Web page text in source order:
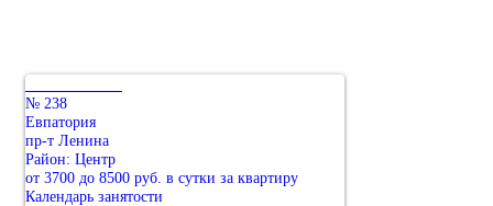
№ 238
Евпатория
пр-т Ленина
Район: Центр
от 3700 до 8500 руб. в сутки за квартиру
Календарь занятости